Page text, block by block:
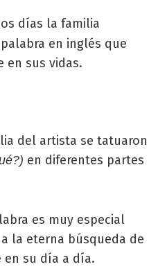
días la familia
en inglés que
en sus vidas.
del artista se tatuaron
en diferentes partes
es muy especial
la eterna búsqueda de
su día a día.